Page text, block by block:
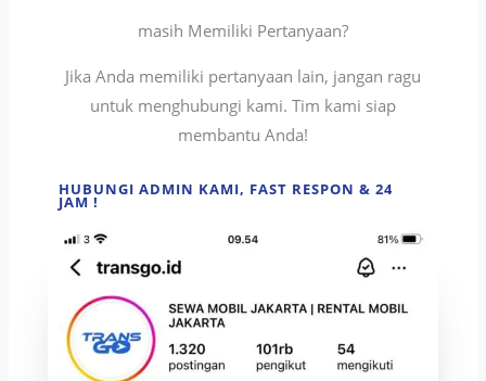
masih Memiliki Pertanyaan?
Jika Anda memiliki pertanyaan lain, jangan ragu
untuk menghubungi kami. Tim kami siap
membantu Anda!
HUBUNGI ADMIN KAMI, FAST RESPON & 24
JAM !